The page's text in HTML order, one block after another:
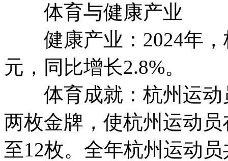
体育与健康产业
健康产业：2024年，
元，同比增长2.8%。
体育成就：杭州运动
两枚金牌，使杭州运动
至12枚。全年杭州运动